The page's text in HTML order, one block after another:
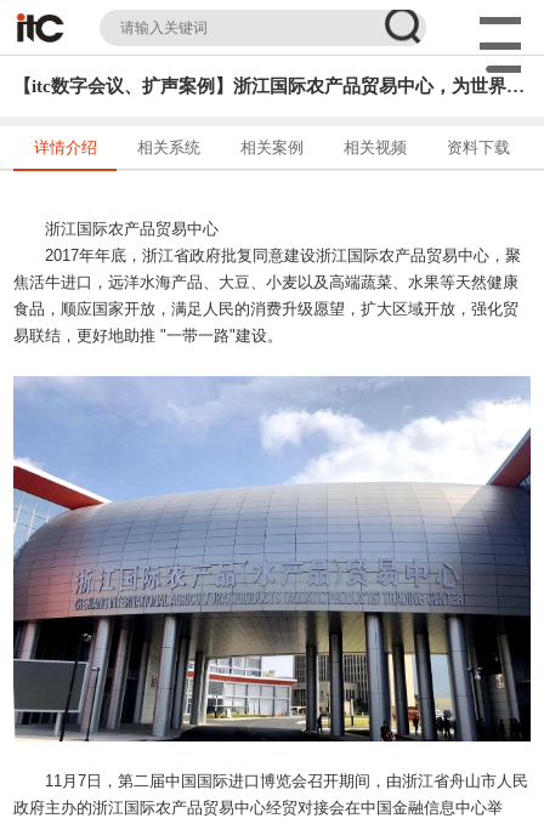
【itc数字会议、扩声案例】浙江国际农产品贸易中心，为世界经济贡献更多中国机遇!
详情介绍 相关系统 相关案例 相关视频 资料下载
浙江国际农产品贸易中心
2017年年底，浙江省政府批复同意建设浙江国际农产品贸易中心，聚
焦活牛进口，远洋水海产品、大豆、小麦以及高端蔬菜、水果等天然健康
食品，顺应国家开放，满足人民的消费升级愿望，扩大区域开放，强化贸
易联结，更好地助推 "一带一路"建设。
11月7日，第二届中国国际进口博览会召开期间，由浙江省舟山市人民
政府主办的浙江国际农产品贸易中心经贸对接会在中国金融信息中心举